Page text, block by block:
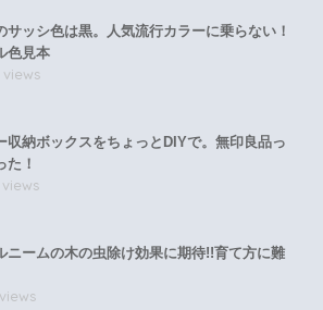
サッシ色は黒。人気流行カラーに乗らない！
色見本
views
収納ボックスをちょっとDIYで。無印良品っ
た！
views
ニームの木の虫除け効果に期待!!育て方に難